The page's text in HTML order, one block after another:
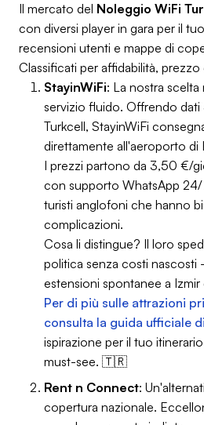
Il mercato del Noleggio WiFi
con diversi player in gara per il
recensioni utenti e mappe di
Classificati per affidabilità, prezzo
StayinWiFi: La nostra
servizio fluido. Offrendo dati
Turkcell, StayinWiFi
direttamente all'aeroporto di
I prezzi partono da 3,50 €/
con supporto WhatsApp
turisti anglofoni che hanno
complicazioni.
Cosa li distingue? Il loro
politica senza costi
estensioni spontanee a
Per di più sulle attrazioni
consulta la guida ufficiale
ispirazione per il tuo
must-see. 🇹🇷
Rent n Connect:
copertura nazionale.